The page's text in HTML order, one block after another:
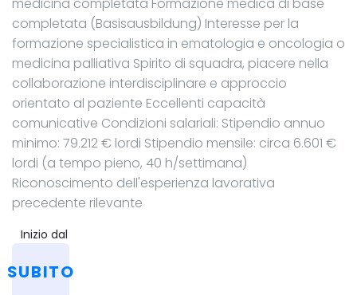
completata (Basisausbildung) Interesse per la
formazione specialistica in ematologia e oncologia o
medicina palliativa Spirito di squadra, piacere nella
collaborazione interdisciplinare e approccio
orientato al paziente Eccellenti capacità
comunicative Condizioni salariali: Stipendio annuo
minimo: 79.212 € lordi Stipendio mensile: circa 6.601 €
lordi (a tempo pieno, 40 h/settimana)
Riconoscimento dell'esperienza lavorativa
precedente rilevante
Inizio dal
SUBITO